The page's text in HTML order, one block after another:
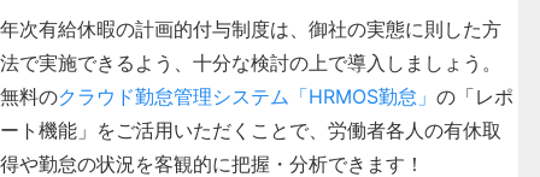
年次有給休暇の計画的付与制度は、御社の実態に則した方
法で実施できるよう、十分な検討の上で導入しましょう。
無料のクラウド勤怠管理システム「HRMOS勤怠」 の「レポ
ート機能」をご活用いただくことで、労働者各人の有休取
得や勤怠の状況を客観的に把握・分析できます！